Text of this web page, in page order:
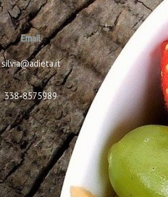
Email
silvia@adieta.it
338-8575989